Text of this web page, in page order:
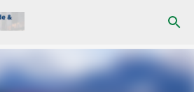
o conteúdo principal